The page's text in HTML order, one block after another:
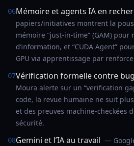
06Mémoire et agents IA en
papiers/initiatives montrent la
mémoire “just-in-time” (GAM)
d’information, et “CUDA Agent”
GPU via apprentissage par
07Vérification formelle contre
Moura alerte sur un “verification
code, la revue humaine ne suit
et des preuves machine-checkées
sécurité.
08Gemini et l’IA au travail —